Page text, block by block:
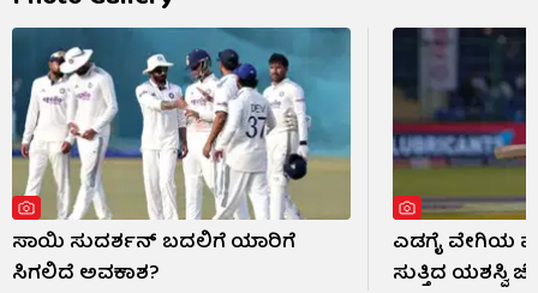
ಸಾಯಿ ಸುದರ್ಶನ್ ಬದಲಿಗೆ ಯಾರಿಗೆ
ಸಿಗಲಿದೆ ಅವಕಾಶ?
ಎಡಗೈ ವೇಗಿಯ
ಸುತ್ತಿದ ಯಶಸ್ವಿ